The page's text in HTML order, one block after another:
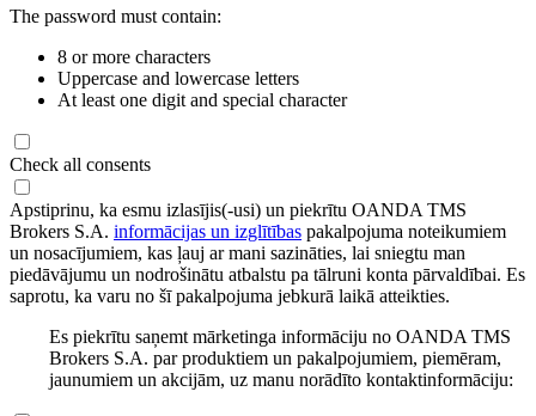
The password must contain:
8 or more characters
Uppercase and lowercase letters
At least one digit and special character
Check all consents
Apstiprinu, ka esmu izlasījis(-usi) un piekrītu OANDA TMS
Brokers S.A. informācijas un izglītības pakalpojuma noteikumiem
un nosacījumiem, kas ļauj ar mani sazināties, lai sniegtu man
piedāvājumu un nodrošinātu atbalstu pa tālruni konta pārvaldībai. Es
saprotu, ka varu no šī pakalpojuma jebkurā laikā atteikties.
Es piekrītu saņemt mārketinga informāciju no OANDA TMS
Brokers S.A. par produktiem un pakalpojumiem, piemēram,
jaunumiem un akcijām, uz manu norādīto kontaktinformāciju: